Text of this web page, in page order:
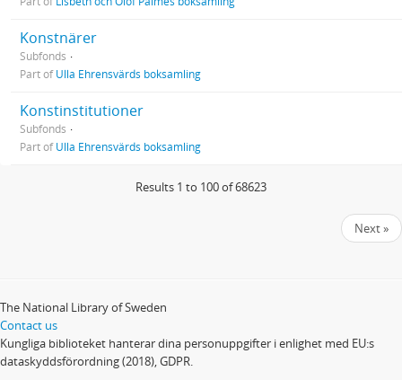
Konstnärer
Subfonds
Part ofUlla Ehrensvärds boksamling
Konstinstitutioner
Subfonds
Part ofUlla Ehrensvärds boksamling
Results 1 to 100 of 68623
Next »
The National Library of Sweden
Contact us
Kungliga biblioteket hanterar dina personuppgifter i enlighet med EU:s
dataskyddsförordning (2018), GDPR.